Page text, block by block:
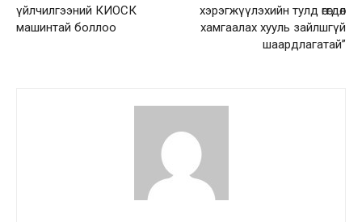
үйлчилгээний КИОСК
машинтай боллоо
хэрэгжүүлэхийн тулд өгөгдөл
хамгаалах хууль зайлшгүй
шаардлагатай”